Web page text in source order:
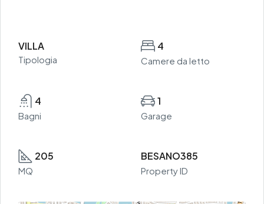
VILLA
Tipologia
4
Camere da letto
4
Bagni
1
Garage
205
MQ
BESANO385
Property ID